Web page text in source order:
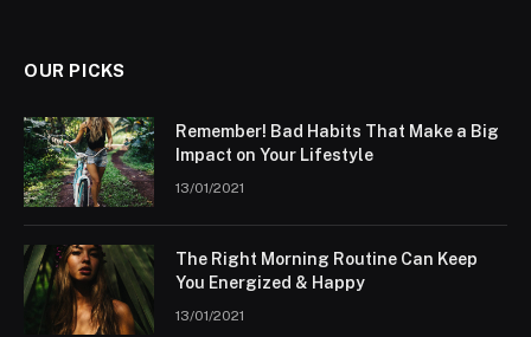
OUR PICKS
Remember! Bad Habits That Make a Big
Impact on Your Lifestyle
13/01/2021
The Right Morning Routine Can Keep
You Energized & Happy
13/01/2021